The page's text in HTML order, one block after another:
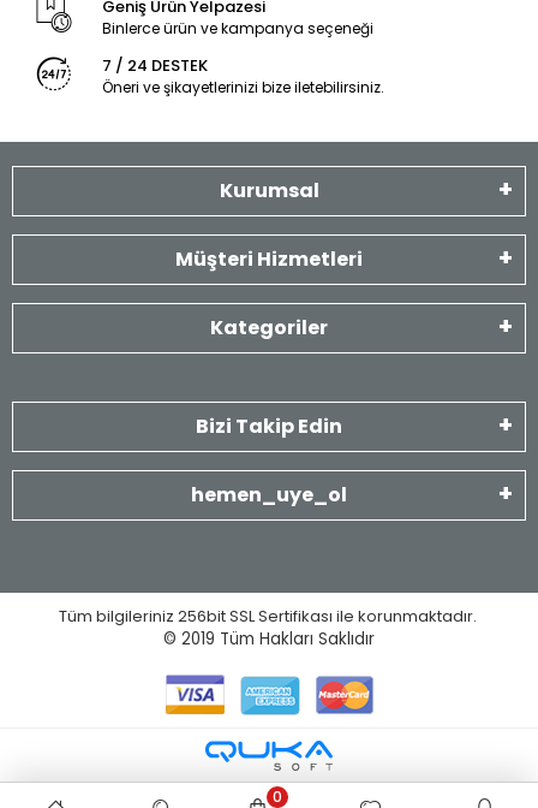
Geniş Ürün Yelpazesi
Binlerce ürün ve kampanya seçeneği
7 / 24 DESTEK
Öneri ve şikayetlerinizi bize iletebilirsiniz.
Kurumsal
Müşteri Hizmetleri
Kategoriler
Bizi Takip Edin
hemen_uye_ol
Tüm bilgileriniz 256bit SSL Sertifikası ile korunmaktadır.
© 2019 Tüm Hakları Saklıdır
0